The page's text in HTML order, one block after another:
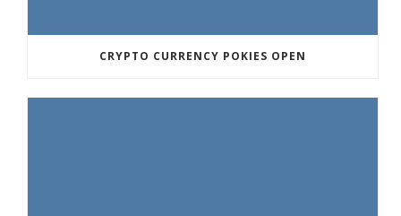
CRYPTO CURRENCY POKIES OPEN